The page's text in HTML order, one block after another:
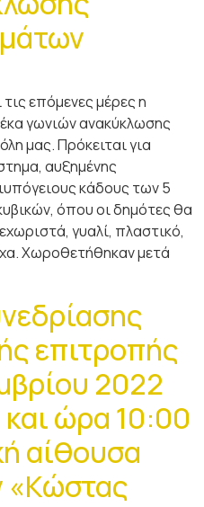
επόμενες μέρες η
γωνιών ανακύκλωσης
μας. Πρόκειται για
αυξημένης
κάδους των 5
όπου οι δημότες θα
γυαλί, πλαστικό,
Χωροθετήθηκαν μετά
επιτροπής
2022
ώρα 10:00
αίθουσα
«Κώστας